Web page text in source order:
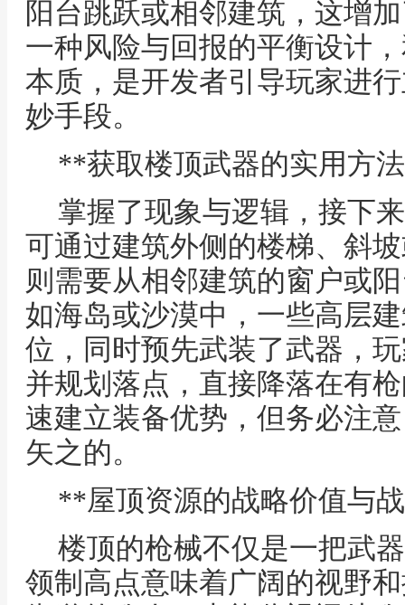
阳台跳跃或相邻建筑，这增
一种风险与回报的平衡设计
本质，是开发者引导玩家进
妙手段。
**获取楼顶武器的实用方
掌握了现象与逻辑，接下
可通过建筑外侧的楼梯、斜
则需要从相邻建筑的窗户或
如海岛或沙漠中，一些高层
位，同时预先武装了武器，
并规划落点，直接降落在有
速建立装备优势，但务必注
矢之的。
**屋顶资源的战略价值与
楼顶的枪械不仅是一把武
领制高点意味着广阔的视野